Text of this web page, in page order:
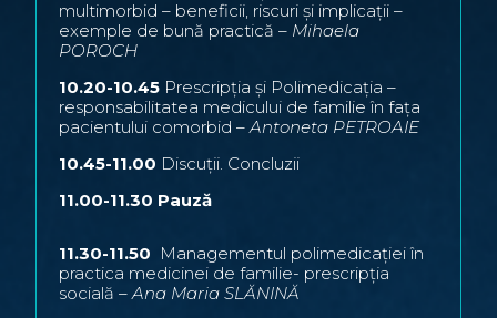
multimorbid – beneficii, riscuri și implicații –
exemple de bună practică – Mihaela
POROCH
10.20-10.45 Prescripția și Polimedicația –
responsabilitatea medicului de familie în fața
pacientului comorbid –Antoneta PETROAIE
10.45-11.00 Discuții. Concluzii
11.00-11.30 Pauză
11.30-11.50 Managementul polimedicației în
practica medicinei de familie- prescripția
socială –Ana Maria SLĂNINĂ